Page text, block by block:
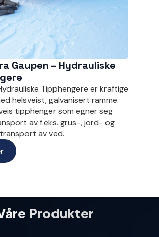
Gaupen – Hydrauliske
Tipphengere er kraftige
helsveist, galvanisert ramme.
tipphenger som egner seg
av f.eks. grus-, jord- og
av ved.
Produkter